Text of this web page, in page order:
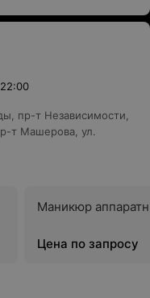
пр-т Независимости
т Машерова ул.
Маникюр
Цена по запросу